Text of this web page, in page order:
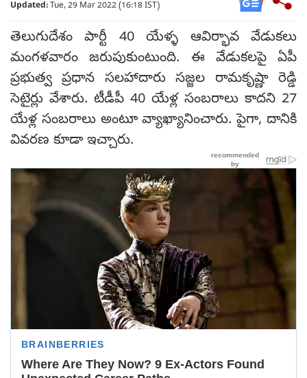
Updated:Tue, 29 Mar 2022 (16:18 IST)
తెలుగుదేశం పార్టీ 40 యేళ్ళ ఆవిర్భావ వేడుకలు
మంగళవారం జరుపుకుంటుంది. ఈ వేడుకలపై ఏపీ
ప్రభుత్వ ప్రధాన సలహాదారు సజ్జల రామకృష్ణా రెడ్డి
సెటైర్లు వేశారు. టీడీపీ 40 యేళ్ల సంబరాలు కాదని 27
యేళ్ల సంబరాలు అంటూ వ్యాఖ్యానించారు. పైగా, దానికి
వివరణ కూడా ఇచ్చారు.